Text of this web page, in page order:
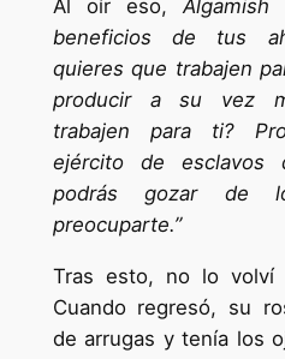
Al oír eso,Algamish
beneficios de tus
quieres que trabajen
producir a su vez
trabajen para ti?
ejército de esclavos
podrás gozar de
preocuparte.”
Tras esto, no lo
Cuando regresó, su
de arrugas y tenía los